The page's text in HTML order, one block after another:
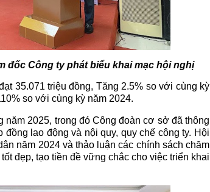
đốc Công ty phát biểu khai mạc hội nghị
35.071 triệu đồng, Tăng 2.5% so với cùng kỳ
so với cùng kỳ năm 2024.
2025, trong đó Công đoàn cơ sở đã thông
lao động và nội quy, quy chế công ty. Hội
năm 2024 và thảo luận các chính sách chăm
đẹp, tạo tiền đề vững chắc cho việc triển khai